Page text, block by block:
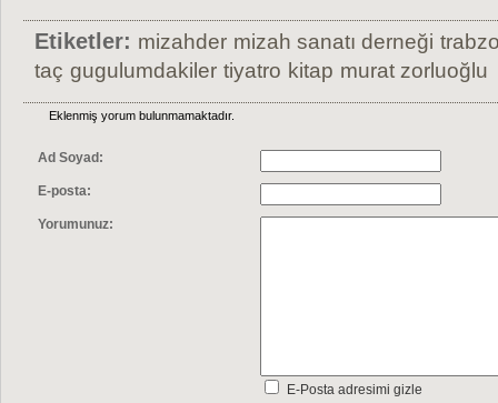
Etiketler: mizahder mizah sanatı derneği
taç gugulumdakiler tiyatro kitap murat zorluoğlu
Eklenmiş yorum bulunmamaktadır.
Ad Soyad:
E-posta:
Yorumunuz:
E-Posta adresimi gizle